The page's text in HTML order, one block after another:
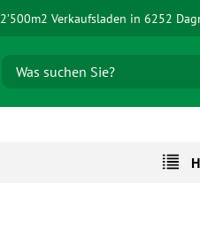
2’500m2 Verkaufsladen in 6252